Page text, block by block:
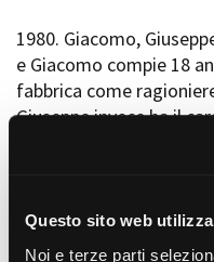
Questo sito web
Noi e terze parti
1980. Giacomo,
e Giacomo compie 18
fabbrica come
Giuseppe invece ha il
spiccata dote per la
La piccola famiglia di
con i problemi di una